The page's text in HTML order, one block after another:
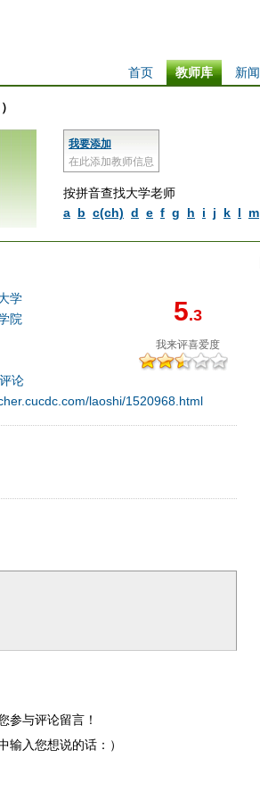
新闻
教师库
首页
我要添加
在此添加教师信息
按拼音查找大学老师
a b c(ch) d e f g h i j k l m
5.3
我来评喜爱度
学
院
论
laoshi/1520968.html
参与评论留言！
输入您想说的话：）